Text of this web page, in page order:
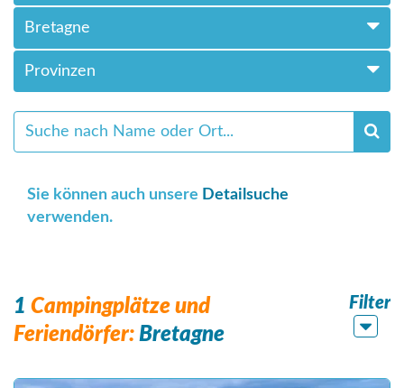
Bretagne
Provinzen
Sie können auch unsere Detailsuche
verwenden.
1 Campingplätze und
Feriendörfer: Bretagne
Filter